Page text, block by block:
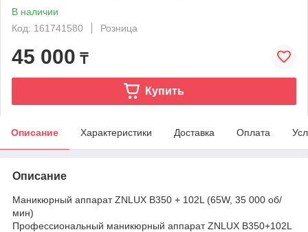
В наличии
Код: 161741580
Розница
45 000 ₸
Купить
Описание Характеристики Доставка Оплата
Описание
Маникюрный аппарат ZNLUX B350 + 102L (65W, 35 000 об/
мин)
Профессиональный маникюрный аппарат ZNLUX B350+102L